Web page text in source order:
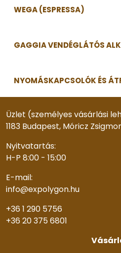
WEGA (ESPRESSA)
GAGGIA VENDÉGLÁTÓS
NYOMÁSKAPCSOLÓK ÉS
Üzlet (személyes vásárlási
1183 Budapest, Móricz
Nyitvatartás:
H-P 8:00 - 15:00
E-mail:
info@expolygon.hu
+36 1 290 5756
+36 20 375 6801